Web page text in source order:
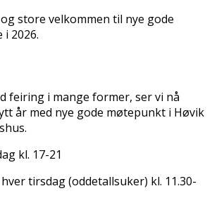
store velkommen til nye gode
2026.
feiring i mange former, ser vi nå
år med nye gode møtepunkt i Høvik
kl. 17-21
tirsdag (oddetallsuker) kl. 11.30-